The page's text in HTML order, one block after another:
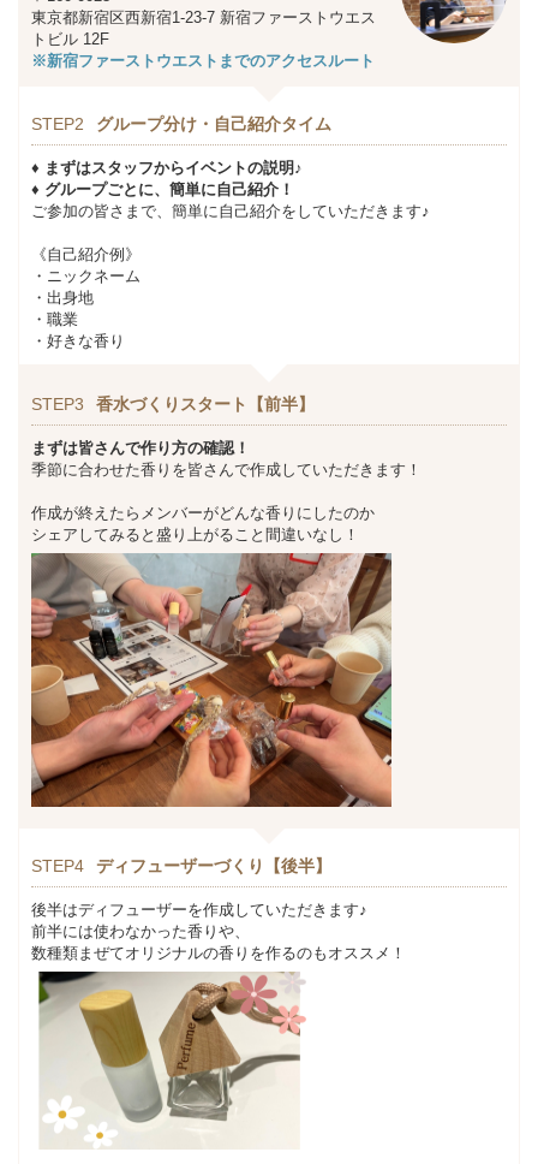
東京都新宿区西新宿1-23-7 新宿ファーストウエス
トビル 12F
※新宿ファーストウエストまでのアクセスルート
STEP2 グループ分け・自己紹介タイム
♦ まずはスタッフからイベントの説明♪
♦ グループごとに、簡単に自己紹介！
ご参加の皆さまで、簡単に自己紹介をしていただきます♪
《自己紹介例》
・ニックネーム
・出身地
・職業
・好きな香り
STEP3 香水づくりスタート【前半】
まずは皆さんで作り方の確認！
季節に合わせた香りを皆さんで作成していただきます！
作成が終えたらメンバーがどんな香りにしたのか
シェアしてみると盛り上がること間違いなし！
STEP4 ディフューザーづくり【後半】
後半はディフューザーを作成していただきます♪
前半には使わなかった香りや、
数種類まぜてオリジナルの香りを作るのもオススメ！